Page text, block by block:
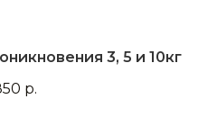
3, 5 и 10кг
р.